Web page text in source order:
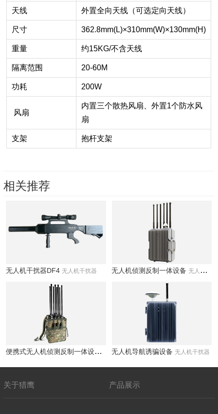
天线 外置全向天线（可选定向天线）
尺寸 362.8mm(L)×310mm(W)×130mm(H)
重量 约15KG/不含天线
隔离范围 20-60M
功耗 200W
风扇
内置三个散热风扇、外置1个防水风
扇
支架 抱杆支架
相关推荐
无人机干扰器DF4 无人机干扰器 无人机侦测反制一体设备 无人机干扰器
便携式无人机侦测反制一体设备 无人机干扰器
无人机导航诱骗设备 无人机干扰器
关于猎鹰 产品展示